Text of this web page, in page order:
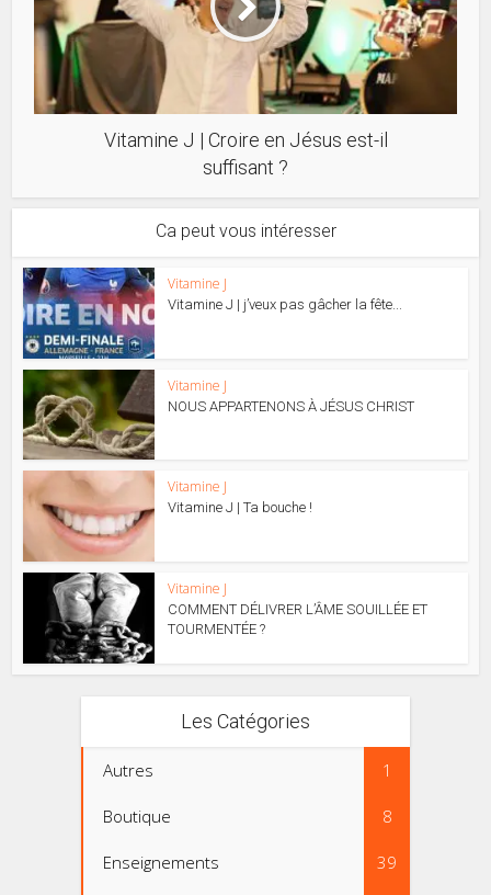
Vitamine J | Croire en Jésus est-il
suffisant ?
Ca peut vous intéresser
Vitamine J
Vitamine J | j’veux pas gâcher la fête...
Vitamine J
NOUS APPARTENONS À JÉSUS CHRIST
Vitamine J
Vitamine J | Ta bouche !
Vitamine J
COMMENT DÉLIVRER L’ÂME SOUILLÉE ET
TOURMENTÉE ?
Les Catégories
Autres 1
Boutique 8
Enseignements 39